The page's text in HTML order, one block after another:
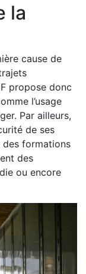
la
cause de
propose donc
l’usage
Par ailleurs,
de ses
des formations
des
ou encore